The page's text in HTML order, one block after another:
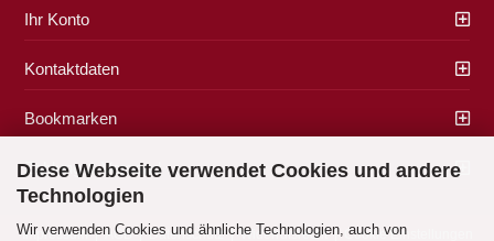
Diese Webseite verwendet Cookies und andere
Technologien
Wir verwenden Cookies und ähnliche Technologien, auch von
Ihr Konto
Kontaktdaten
Bookmarken
Zahlung & Versand
Impressum|AGB|Datenschutz|Widerrufsrecht| Cookie Einstellungen